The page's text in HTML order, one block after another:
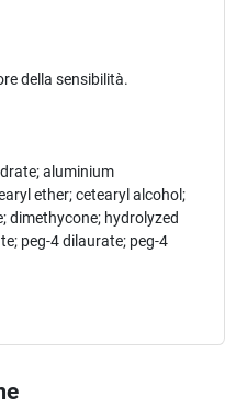
della sensibilità.
aluminium
ether; cetearyl alcohol;
dimethycone; hydrolyzed
peg-4 dilaurate; peg-4